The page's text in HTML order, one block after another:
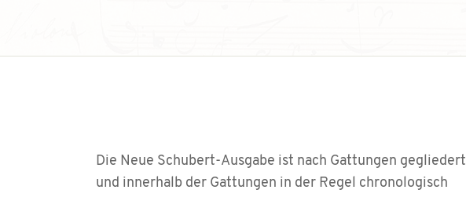
Die Neue Schubert-Ausgabe ist nach Gattungen gegliedert
und innerhalb der Gattungen in der Regel chronologisch